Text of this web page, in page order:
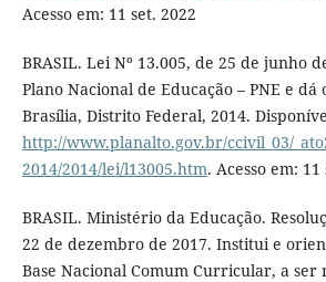
Acesso em: 11 set. 2022
BRASIL. Lei Nº 13.005, de 25 de junho
Plano Nacional de Educação – PNE e
Brasília, Distrito Federal, 2014.
http://www.planalto.gov.br/ccivil_03/
2014/2014/lei/l13005.htm. Acesso em: 11
BRASIL. Ministério da Educação.
22 de dezembro de 2017. Institui e
Base Nacional Comum Curricular, a ser